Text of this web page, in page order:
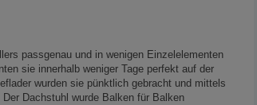
passgenau und in wenigen Einzelelementen
sie innerhalb weniger Tage perfekt auf der
wurden sie pünktlich gebracht und mittels
Dachstuhl wurde Balken für Balken